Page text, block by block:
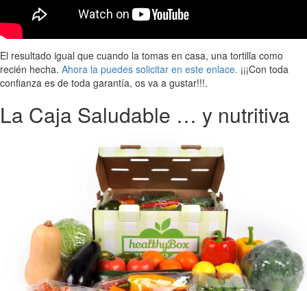
El resultado igual que cuando la tomas en casa, una tortilla como
recién hecha. Ahora la puedes solicitar en este enlace. ¡¡¡Con toda
confianza es de toda garantía, os va a gustar!!!.
La Caja Saludable … y nutritiva